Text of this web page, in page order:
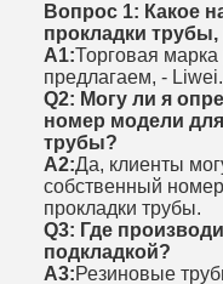
Вопрос 1: Какое
прокладки
А1:Торговая
предлагаем, - Liwei.
Q2: Могу ли я
номер модели
трубы?
А2:Да, клиенты
собственный
прокладки трубы.
Q3: Где
подкладкой?
А3:Резиновые